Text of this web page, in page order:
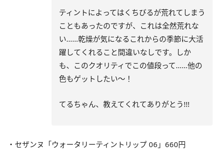
ティントによってはくちびるが荒れてしまう
こともあったのですが、これは全然荒れな
い……乾燥が気になるこれからの季節に大活
躍してくれること間違いなしです。しか
も、このクオリティでこの値段って……他の
色もゲットしたい～！
てるちゃん、教えてくれてありがとう!!!
・セザンヌ「ウォータリーティントリップ 06」660円